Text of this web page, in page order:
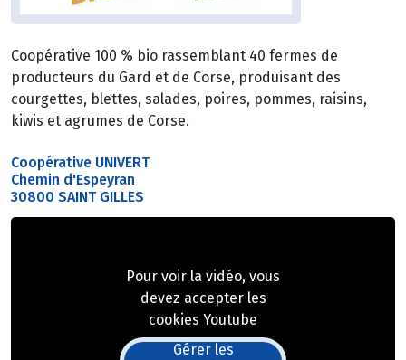
Coopérative 100 % bio rassemblant 40 fermes de
producteurs du Gard et de Corse, produisant des
courgettes, blettes, salades, poires, pommes, raisins,
kiwis et agrumes de Corse.
Coopérative UNIVERT
Chemin d'Espeyran
30800 SAINT GILLES
Pour voir la vidéo, vous
devez accepter les
cookies Youtube
Gérer les